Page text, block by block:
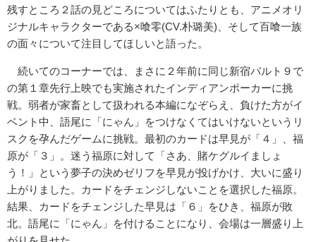
残すところ２話の見どころについてはふたりとも、アニメオリ
ジナルキャラクターである×喰零(CV.朴璐美)、そして百喰一族
の面々について注目してほしいと語った。
続いてのコーナーでは、まさに２年前に同じ新宿バルト９で
の第１章先行上映でも実施されたインディアンポーカーに挑
戦。弱者が家畜として扱われる本編になぞらえ、負けた方がイ
ベント中、語尾に「にゃん」をつけなくてはいけないというリ
スクを孕んだゲームに挑戦。最初のカードは早見が「４」、福
原が「３」。迷う福原に対して「さあ、賭ケグルイましょ
う！」という夢子の決めゼリフを早見が投げかけ、大いに盛り
上がりました。カードをチェンジしないことを選択した福原。
結果、カードをチェンジした早見は「６」をひき、福原が敗
北。語尾に「にゃん」を付けることになり、会場は一層盛り上